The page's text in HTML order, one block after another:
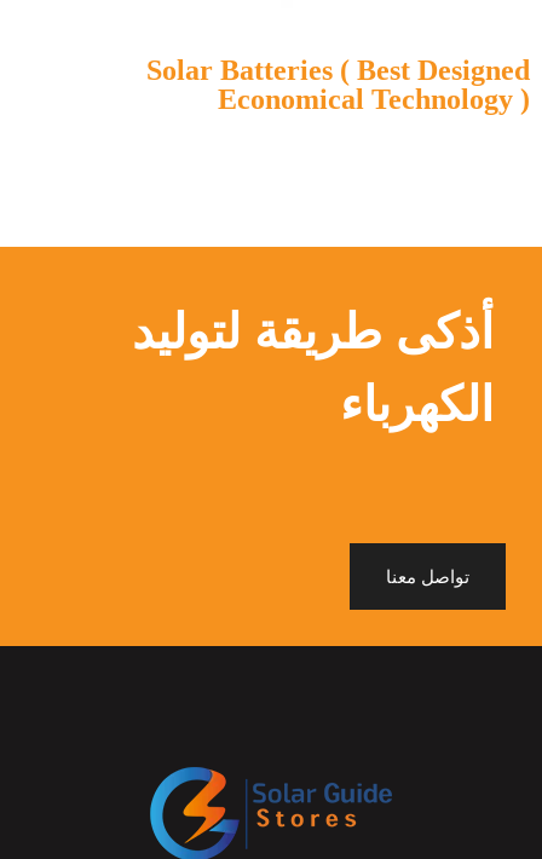
Solar Batteries ( Best Designed
Economical Technology )
أذكى طريقة لتوليد
الكهرباء
تواصل معنا